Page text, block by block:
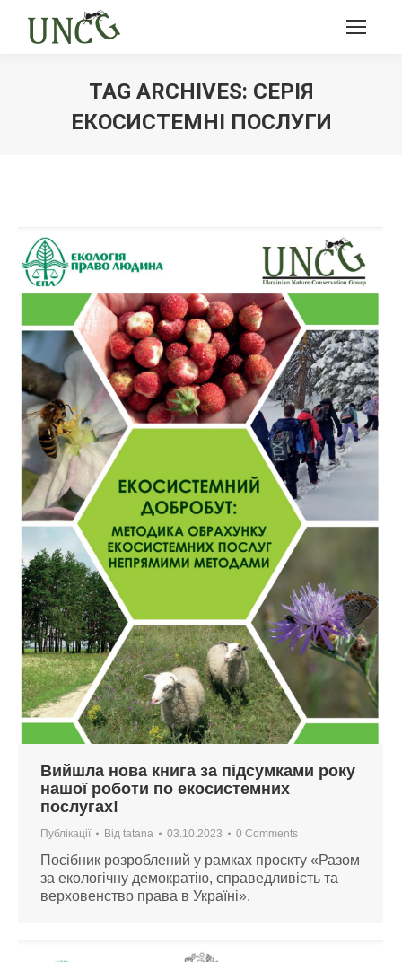
TAG ARCHIVES: СЕРІЯ
ЕКОСИСТЕМНІ ПОСЛУГИ
Вийшла нова книга за підсумками року
нашої роботи по екосистемних
послугах!
Публікації Від tatana 03.10.2023 0 Comments
Посібник розроблений у рамках проєкту «Разом
за екологічну демократію, справедливість та
верховенство права в Україні».